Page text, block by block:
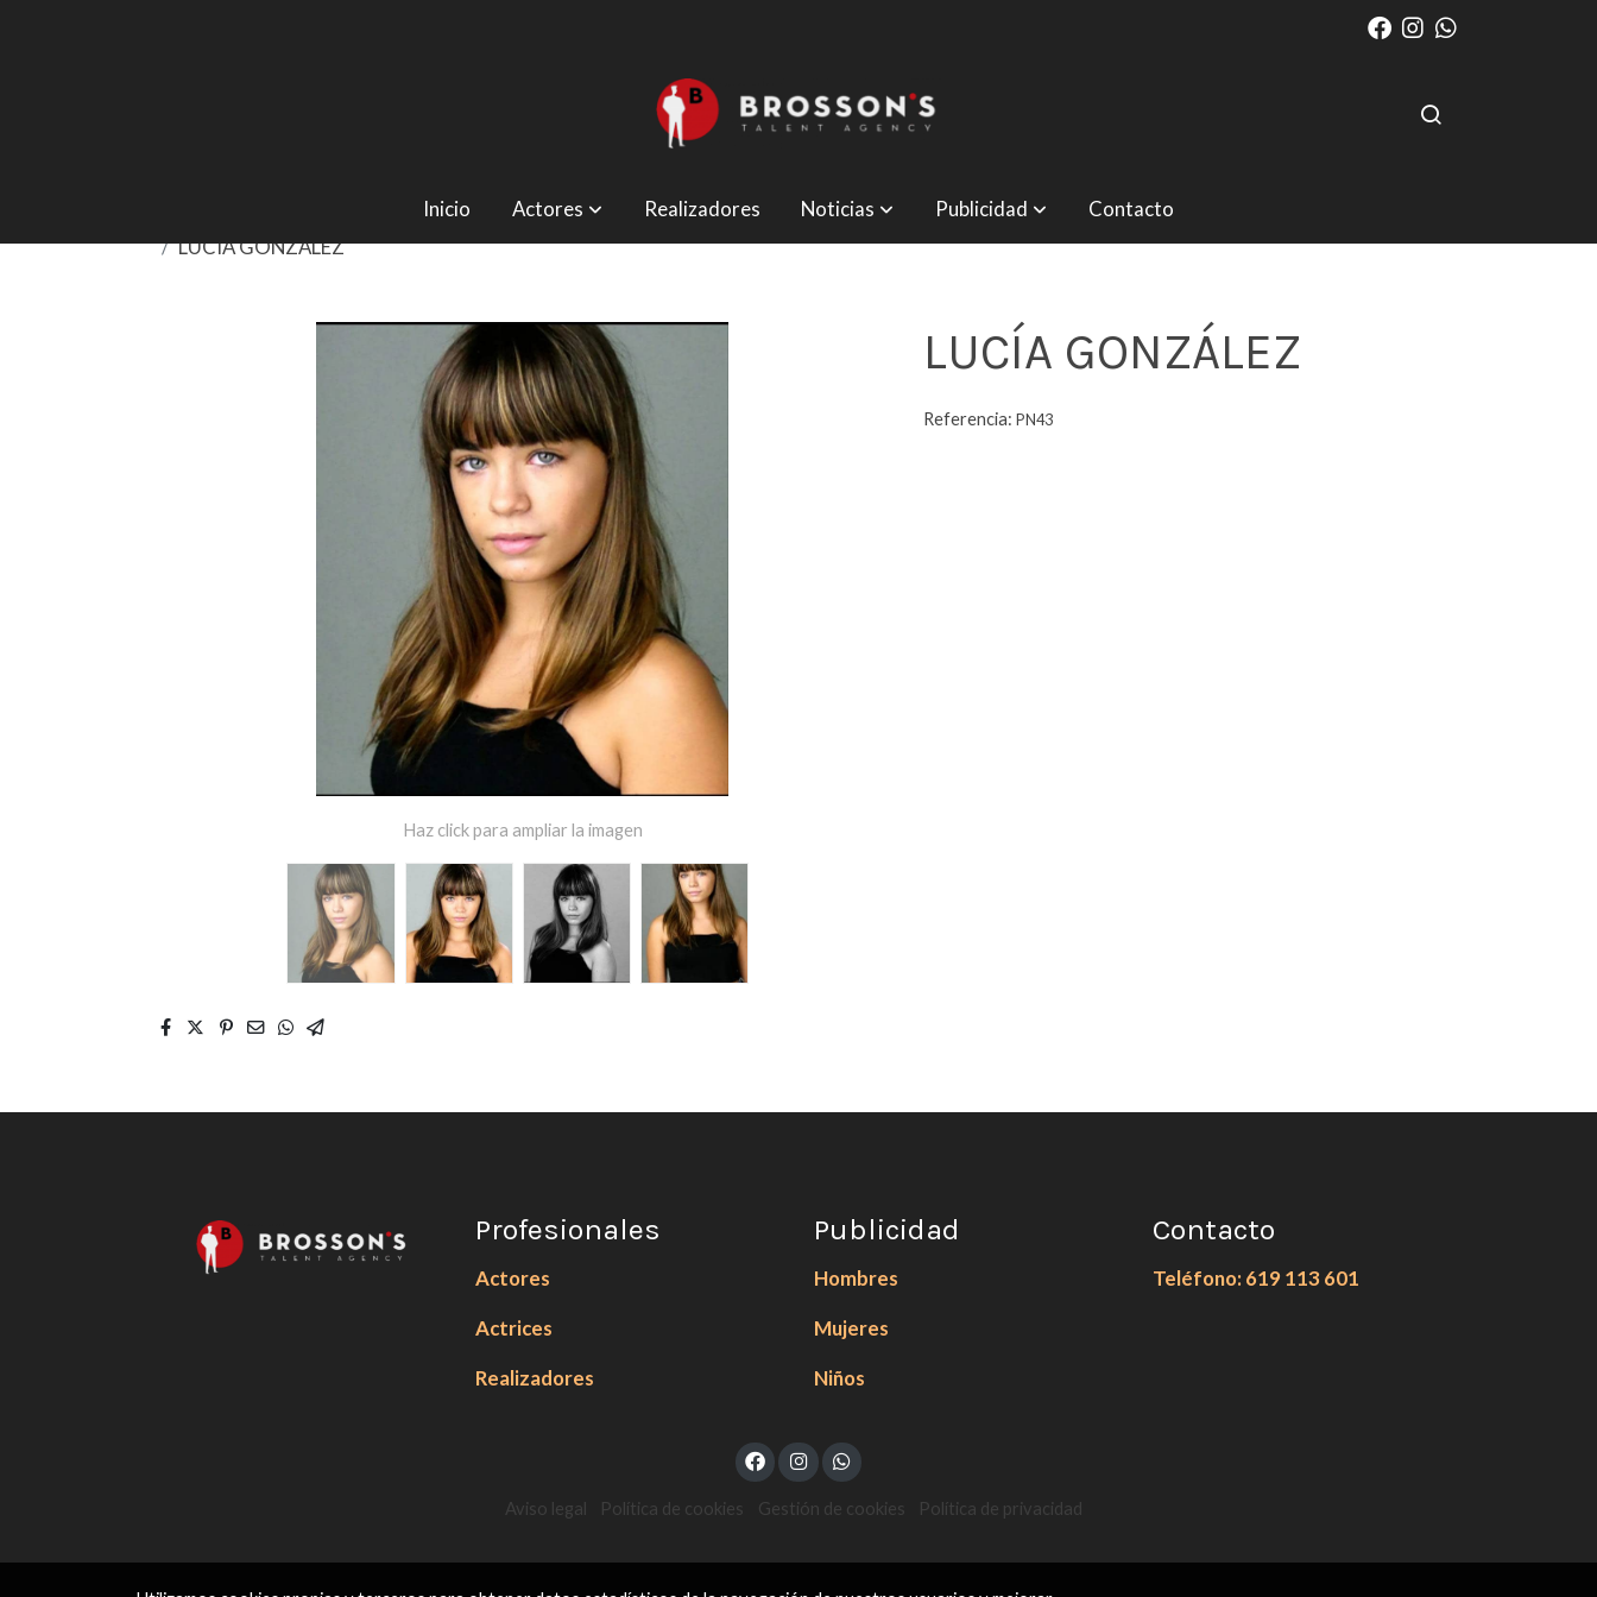
Inicio Actores Realizadores Noticias Publicidad
Contacto
LUCÍA GONZÁLEZ
Haz click para ampliar la imagen
LUCÍA GONZÁLEZ
Referencia:PN43
Profesionales
Actores
Actrices
Realizadores
Publicidad
Hombres
Mujeres
Niños
Contacto
Teléfono: 619 113 601
Aviso legal Política de cookies Gestión de cookies Política de privacidad